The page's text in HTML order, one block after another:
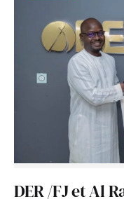
DER /FJ et Al